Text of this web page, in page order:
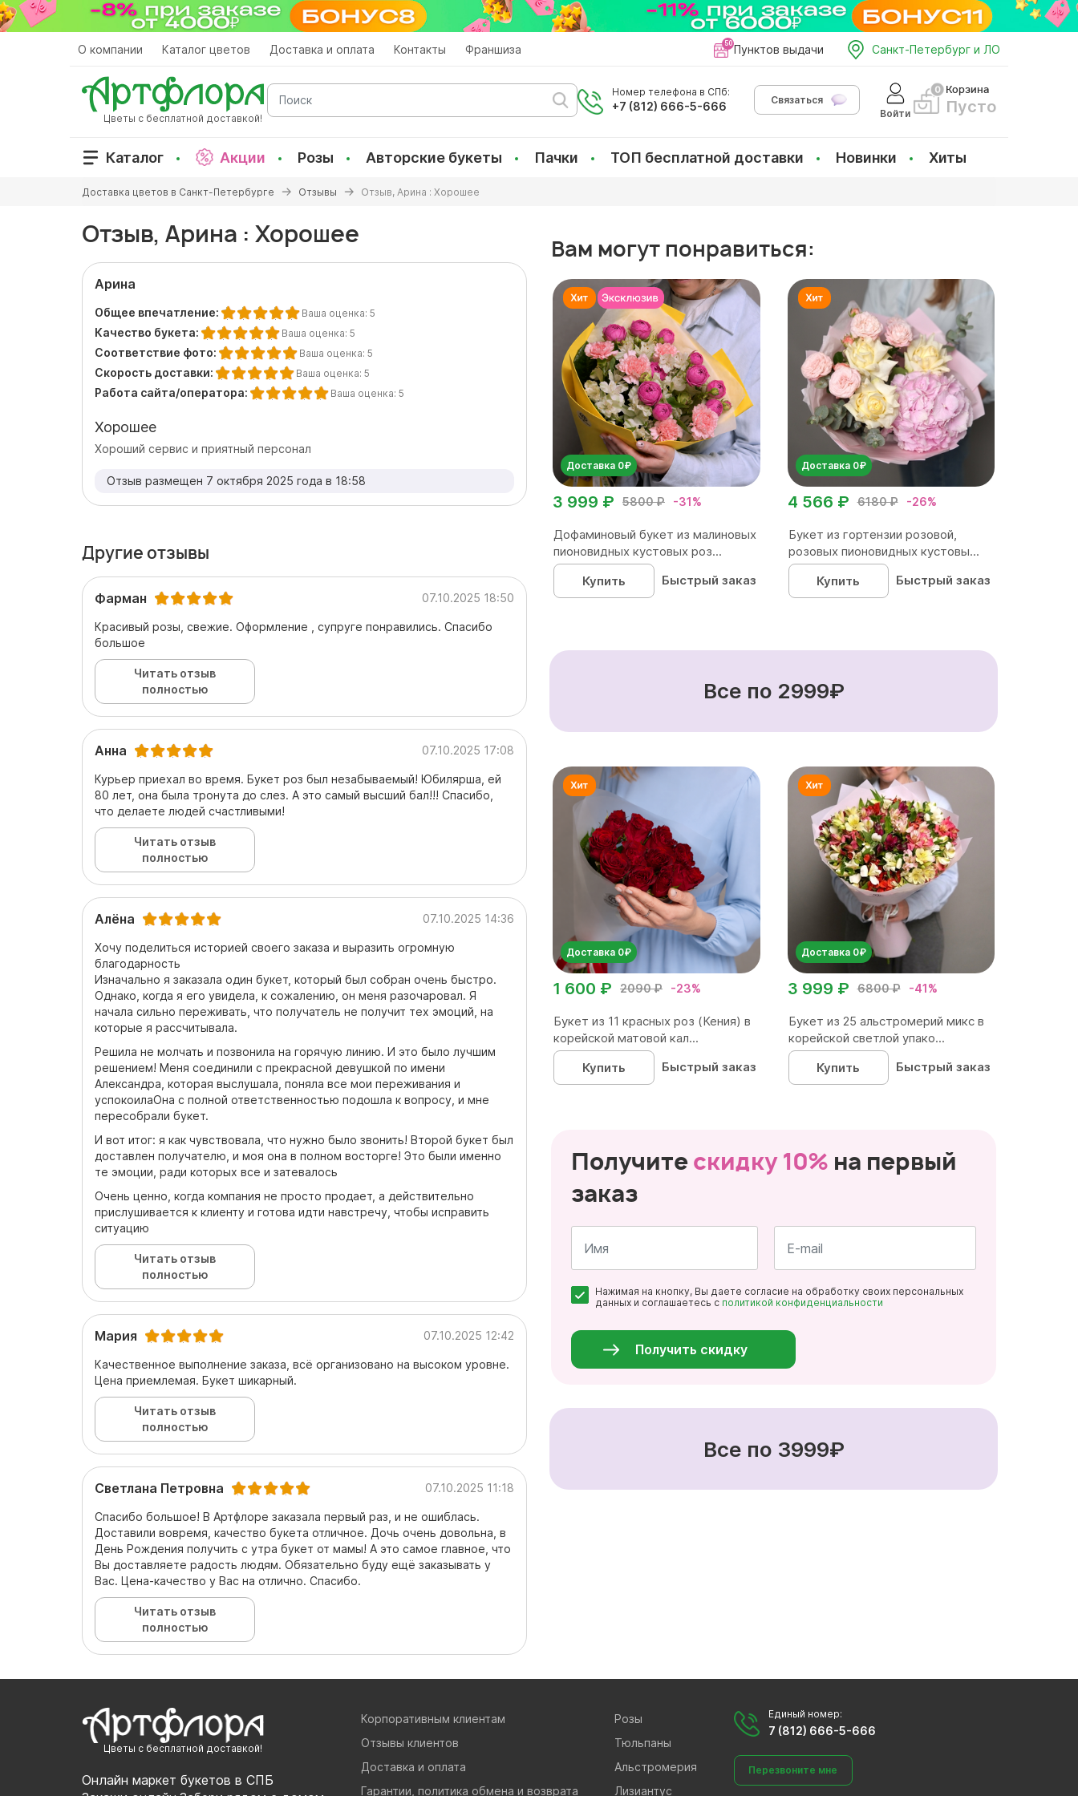
Перейти
к
О компании Каталог цветов Доставка и оплата Контакты Франшиза Пунктов выдачи Санкт-Петербург и ЛО
Цветы с бесплатной доставкой!
Поиск
Номер телефона в СПб:
+7 (812) 666-5-666
Связаться
Войти
Корзина
Пусто
Каталог Акции Розы Авторские букеты Пачки ТОП бесплатной доставки Новинки Хиты
здесь
Доставка цветов в Санкт-Петербурге Отзывы Отзыв, Арина : Хорошее
Отзыв, Арина : Хорошее
Арина
Общее впечатление: Ваша оценка: 5
Качество букета: Ваша оценка: 5
Соответствие фото: Ваша оценка: 5
Скорость доставки: Ваша оценка: 5
Работа сайта/оператора: Ваша оценка: 5
Хорошее
Хороший сервис и приятный персонал
Отзыв размещен 7 октября 2025 года в 18:58
Другие отзывы
Фарман 07.10.2025 18:50
Красивый розы, свежие. Оформление , супруге понравились. Спасибо
большое
Читать отзыв
полностью
Анна 07.10.2025 17:08
Курьер приехал во время. Букет роз был незабываемый! Юбилярша, ей
80 лет, она была тронута до слез. А это самый высший бал!!! Спасибо,
что делаете людей счастливыми!
Читать отзыв
полностью
Алёна 07.10.2025 14:36
Хочу поделиться историей своего заказа и выразить огромную
благодарность
Изначально я заказала один букет, который был собран очень быстро.
Однако, когда я его увидела, к сожалению, он меня разочаровал. Я
начала сильно переживать, что получатель не получит тех эмоций, на
которые я рассчитывала.
Решила не молчать и позвонила на горячую линию. И это было лучшим
решением! Меня соединили с прекрасной девушкой по имени
Александра, которая выслушала, поняла все мои переживания и
успокоилаОна с полной ответственностью подошла к вопросу, и мне
пересобрали букет.
И вот итог: я как чувствовала, что нужно было звонить! Второй букет был
доставлен получателю, и моя она в полном восторге! Это были именно
те эмоции, ради которых все и затевалось
Очень ценно, когда компания не просто продает, а действительно
прислушивается к клиенту и готова идти навстречу, чтобы исправить
ситуацию
Читать отзыв
полностью
Мария 07.10.2025 12:42
Качественное выполнение заказа, всё организовано на высоком уровне.
Цена приемлемая. Букет шикарный.
Читать отзыв
полностью
Светлана Петровна 07.10.2025 11:18
Спасибо большое! В Артфлоре заказала первый раз, и не ошиблась.
Доставили вовремя, качество букета отличное. Дочь очень довольна, в
День Рождения получить с утра букет от мамы! А это самое главное, что
Вы доставляете радость людям. Обязательно буду ещё заказывать у
Вас. Цена-качество у Вас на отлично. Спасибо.
Читать отзыв
полностью
Вам могут понравиться:
Доставка 0₽
5800 ₽ -31%
3 999 ₽
Дофаминовый букет из малиновых
пионовидных кустовых роз...
Купить
Быстрый заказ
Доставка 0₽
6180 ₽ -26%
4 566 ₽
Букет из гортензии розовой,
розовых пионовидных кустовы...
Купить
Быстрый заказ
Все по 2999₽
Доставка 0₽
2090 ₽ -23%
1 600 ₽
Букет из 11 красных роз (Кения) в
корейской матовой кал...
Купить
Быстрый заказ
Доставка 0₽
6800 ₽ -41%
3 999 ₽
Букет из 25 альстромерий микс в
корейской светлой упако...
Купить
Быстрый заказ
Получитескидку 10% на первый
заказ
*
*
Нажимая на кнопку, Вы даете согласие на обработку своих персональных
данных и соглашаетесь с политикой конфиденциальности
Получить скидку
Все по 3999₽
Цветы с бесплатной доставкой!
Онлайн маркет букетов в СПБ
Корпоративным клиентам
Отзывы клиентов
Доставка и оплата
Гарантии, политика обмена и возврата
Розы
Тюльпаны
Альстромерия
Лизиантус
Единый номер:
7 (812) 666-5-666
Перезвоните мне